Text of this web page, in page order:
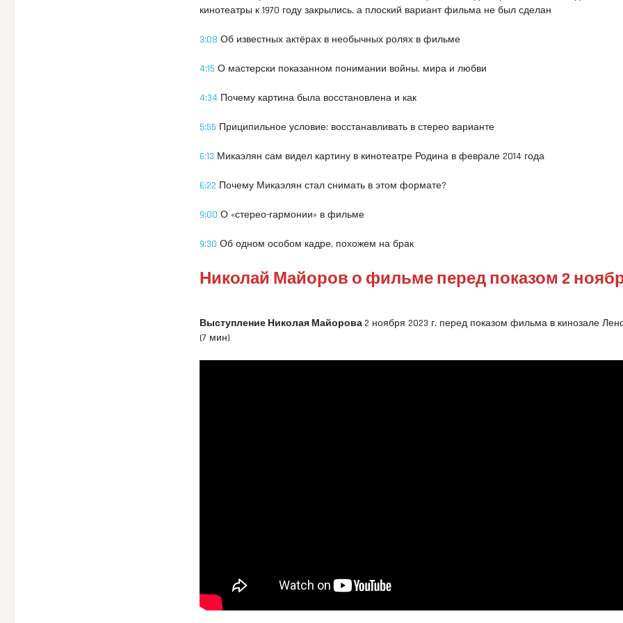
кинотеатры к 1970 году закрылись, а плоский вариант фильма не был сделан
3:08 Об известных актёрах в необычных ролях в фильме
4:15 О мастерски показанном понимании войны, мира и любви
4:34 Почему картина была восстановлена и как
5:55 Приципильное условие: восстанавливать в стерео варианте
6:13 Микаэлян сам видел картину в кинотеатре Родина в феврале 2014 года
6:22 Почему Микаэлян стал снимать в этом формате?
9:00 О «стерео-гармонии» в фильме
9:30 Об одном особом кадре, похожем на брак
Николай Майоров о фильме перед показом 2
Выступление Николая Майорова 2 ноября 2023 г. перед показом фильма в кинозале
(7 мин)